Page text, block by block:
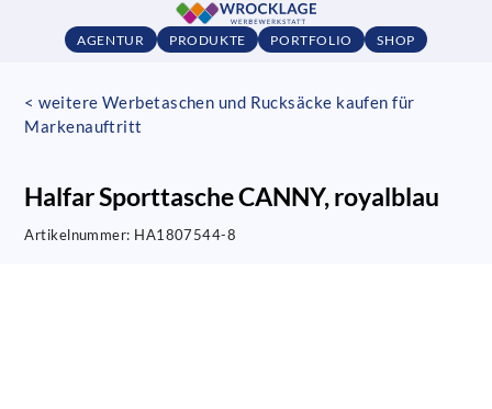
AGENTUR PRODUKTE PORTFOLIO SHOP
< weitere Werbetaschen und Rucksäcke kaufen für
Markenauftritt
Halfar Sporttasche CANNY, royalblau
Artikelnummer: HA1807544-8